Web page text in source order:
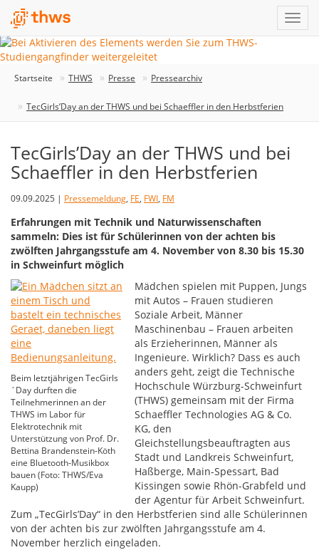
Startseite THWS Presse Pressearchiv
TecGirls’Day an der THWS und bei Schaeffler in den Herbstferien
TecGirls’Day an der THWS und bei
Schaeffler in den Herbstferien
09.09.2025 | Pressemeldung, FE, FWI, FM
Erfahrungen mit Technik und Naturwissenschaften
sammeln: Dies ist für Schülerinnen von der achten bis
zwölften Jahrgangsstufe am 4. November von 8.30 bis 15.30
in Schweinfurt möglich
Beim letztjährigen TecGirls
´Day durften die
Teilnehmerinnen an der
THWS im Labor für
Elektrotechnik mit
Unterstützung von Prof. Dr.
Bettina Brandenstein-Köth
eine Bluetooth-Musikbox
bauen (Foto: THWS/Eva
Kaupp)
Mädchen spielen mit Puppen, Jungs
mit Autos – Frauen studieren
Soziale Arbeit, Männer
Maschinenbau – Frauen arbeiten
als Erzieherinnen, Männer als
Ingenieure. Wirklich? Dass es auch
anders geht, zeigt die Technische
Hochschule Würzburg-Schweinfurt
(THWS) gemeinsam mit der Firma
Schaeffler Technologies AG & Co.
KG, den
Gleichstellungsbeauftragten aus
Stadt und Landkreis Schweinfurt,
Haßberge, Main-Spessart, Bad
Kissingen sowie Rhön-Grabfeld und
der Agentur für Arbeit Schweinfurt.
Zum „TecGirls’Day“ in den Herbstferien sind alle Schülerinnen
von der achten bis zur zwölften Jahrgangsstufe am 4.
November herzlich eingeladen.